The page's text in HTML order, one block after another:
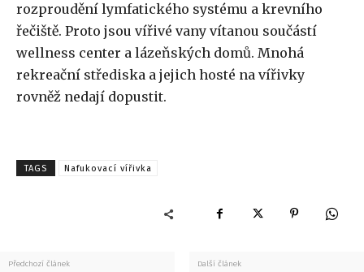
rozproudění lymfatického systému a krevního
řečiště. Proto jsou vířivé vany vítanou součástí
wellness center a lázeňských domů. Mnohá
rekreační střediska a jejich hosté na vířivky
rovněž nedají dopustit.
TAGS Nafukovací vířivka
Předchozí článek Další článek